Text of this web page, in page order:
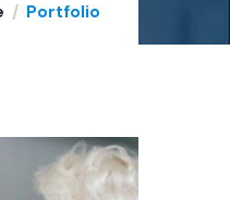
Portfolio